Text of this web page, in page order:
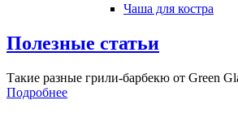
Чаша для костра
Полезные статьи
Такие разные грили-барбекю от Green
Подробнее